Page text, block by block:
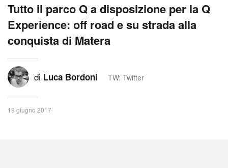
Tutto il parco Q a disposizione per la Q
Experience: off road e su strada alla
conquista di Matera
di Luca Bordoni TW: Twitter
19 giugno 2017